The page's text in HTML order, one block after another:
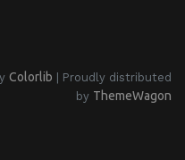
Colorlib | Proudly distributed
by ThemeWagon